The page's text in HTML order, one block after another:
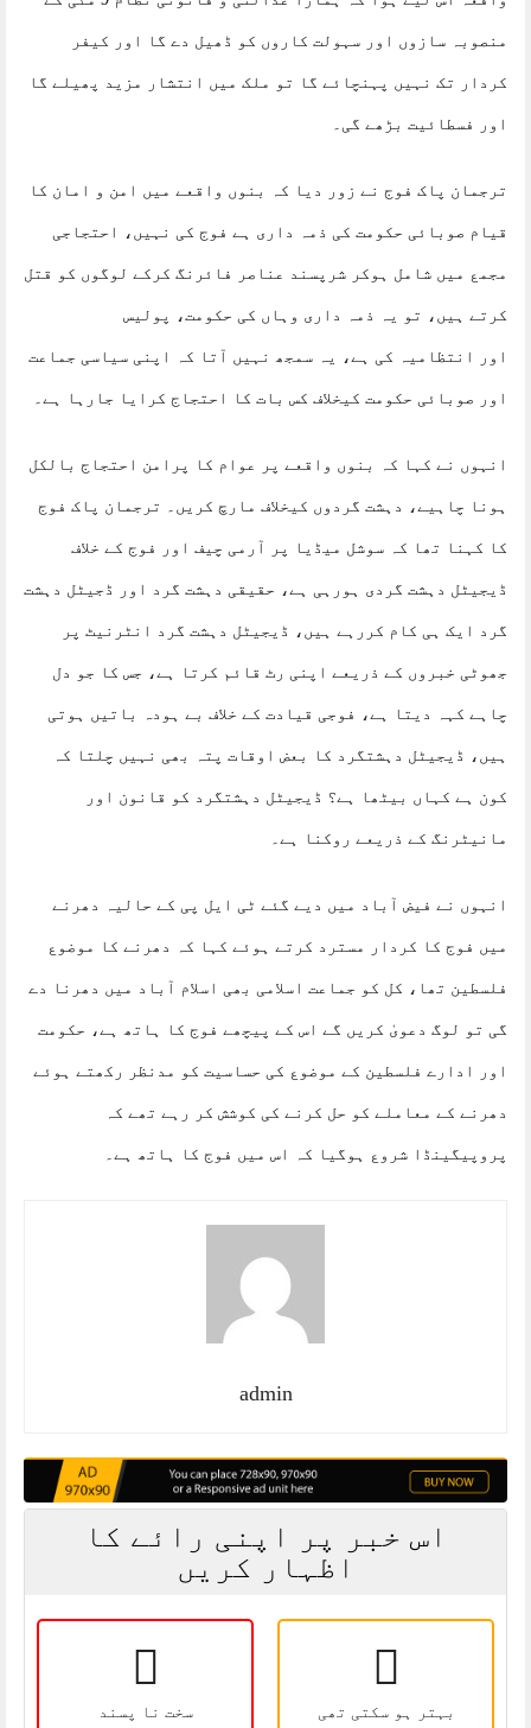
منصوبہ سازوں اور سہولت کاروں کو ڈھیل دے گا اور کیفر
کردار تک نہیں پہنچائے گا تو ملک میں انتشار مزید پھیلے گا
اور فسطائیت بڑھے گی۔
ترجمان پاک فوج نے زور دیا کہ بنوں واقعے میں امن و امان کا
قیام صوبائی حکومت کی ذمہ داری ہے فوج کی نہیں، احتجاجی
مجمع میں شامل ہوکر شرپسند عناصر فائرنگ کرکے لوگوں کو قتل
کرتے ہیں، تو یہ ذمہ داری وہاں کی حکومت، پولیس
اور انتظامیہ کی ہے، یہ سمجھ نہیں آتا کہ اپنی سیاسی جماعت
اور صوبائی حکومت کیخلاف کس بات کا احتجاج کرایا جارہا ہے۔
انہوں نے کہا کہ بنوں واقعے پر عوام کا پرامن احتجاج بالکل
ہونا چاہیے، دہشت گردوں کیخلاف مارچ کریں۔ ترجمان پاک فوج
کا کہنا تھا کہ سوشل میڈیا پر آرمی چیف اور فوج کے خلاف
ڈیجیٹل دہشت گردی ہورہی ہے، حقیقی دہشت گرد اور ڈجیٹل دہشت
گرد ایک ہی کام کررہے ہیں، ڈیجیٹل دہشت گرد انٹرنیٹ پر
جھوٹی خبروں کے ذریعے اپنی رٹ قائم کرتا ہے، جس کا جو دل
چاہے کہہ دیتا ہے، فوجی قیادت کے خلاف بے ہودہ باتیں ہوتی
ہیں، ڈیجیٹل دہشتگرد کا بعض اوقات پتہ بھی نہیں چلتا کہ
کون ہے کہاں بیٹھا ہے؟ ڈیجیٹل دہشتگرد کو قانون اور
مانیٹرنگ کے ذریعے روکنا ہے۔
انہوں نے فیض آباد میں دیے گئے ٹی ایل پی کے حالیہ دھرنے
میں فوج کا کردار مسترد کرتے ہوئے کہا کہ دھرنے کا موضوع
فلسطین تھا، کل کو جماعت اسلامی بھی اسلام آباد میں دھرنا دے
گی تو لوگ دعویٰ کریں گے اس کے پیچھے فوج کا ہاتھ ہے، حکومت
اور ادارے فلسطین کے موضوع کی حساسیت کو مدنظر رکھتے ہوئے
دھرنے کے معاملے کو حل کرنے کی کوشش کر رہے تھے کہ
پروپیگینڈا شروع ہوگیا کہ اس میں فوج کا ہاتھ ہے۔
admin
اس خبر پر اپنی رائے کا
اظہار کریں
سخت نا پسند بہتر ہو سکتی تھی